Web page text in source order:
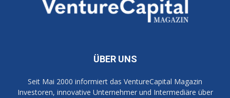
ÜBER UNS
Seit Mai 2000 informiert das VentureCapital Magazin
Investoren, innovative Unternehmer und Intermediäre über